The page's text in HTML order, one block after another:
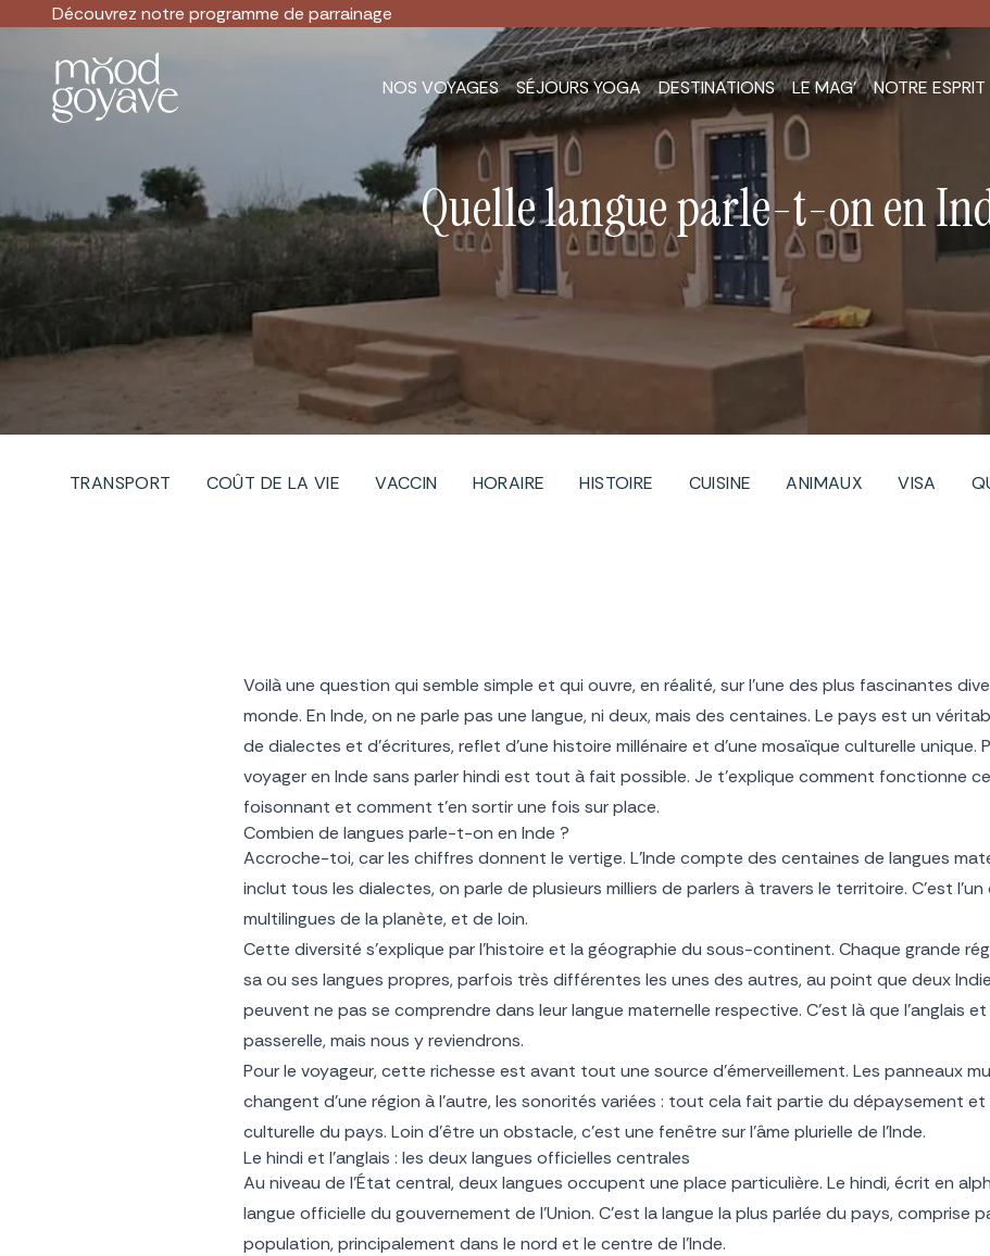
Découvrez notre programme de parrainage
NOS VOYAGES SÉJOURS YOGA DESTINATIONS LE MAG’ NOTRE ESPRIT
Quelle langue parle-t-on en
TRANSPORT COÛT DE LA VIE VACCIN HORAIRE HISTOIRE CUISINE ANIMAUX VISA
Voilà une question qui semble simple et qui ouvre, en réalité, sur l’une des plus fascinantes
monde. En Inde, on ne parle pas une langue, ni deux, mais des centaines. Le pays est un
de dialectes et d’écritures, reflet d’une histoire millénaire et d’une mosaïque culturelle unique.
voyager en Inde sans parler hindi est tout à fait possible. Je t’explique comment fonctionne
foisonnant et comment t’en sortir une fois sur place.
Combien de langues parle-t-on en Inde ?
Accroche-toi, car les chiffres donnent le vertige. L’Inde compte des centaines de langues
inclut tous les dialectes, on parle de plusieurs milliers de parlers à travers le territoire. C’est
multilingues de la planète, et de loin.
Cette diversité s’explique par l’histoire et la géographie du sous-continent. Chaque grande
sa ou ses langues propres, parfois très différentes les unes des autres, au point que deux
peuvent ne pas se comprendre dans leur langue maternelle respective. C’est là que l’anglais
passerelle, mais nous y reviendrons.
Pour le voyageur, cette richesse est avant tout une source d’émerveillement. Les panneaux
changent d’une région à l’autre, les sonorités variées : tout cela fait partie du dépaysement
culturelle du pays. Loin d’être un obstacle, c’est une fenêtre sur l’âme plurielle de l’Inde.
Le hindi et l’anglais : les deux langues officielles centrales
Au niveau de l’État central, deux langues occupent une place particulière. Le hindi, écrit en
langue officielle du gouvernement de l’Union. C’est la langue la plus parlée du pays, comprise
population, principalement dans le nord et le centre de l’Inde.